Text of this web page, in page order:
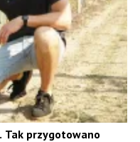
Tak przygotowano